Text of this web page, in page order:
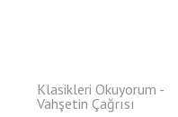
Klasikleri Okuyorum -
Vahşetin Çağrısı